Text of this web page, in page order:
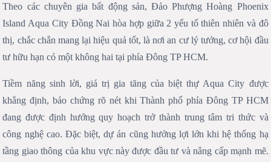
Theo các chuyên gia bất động sản, Đảo Phượng Hoàng Phoenix
Island Aqua City Đồng Nai hòa hợp giữa 2 yếu tố thiên nhiên và đô
thị, chắc chắn mang lại hiệu quả tốt, là nơi an cư lý tưởng, cơ hội đầu
tư hữu hạn có một không hai tại phía Đông TP HCM.
Tiềm năng sinh lời, giá trị gia tăng của biệt thự Aqua City được
khẳng định, bảo chứng rõ nét khi Thành phố phía Đông TP HCM
đang được định hướng quy hoạch trở thành trung tâm tri thức và
công nghệ cao. Đặc biệt, dự án cũng hưởng lợi lớn khi hệ thống hạ
tầng giao thông của khu vực này được đầu tư và nâng cấp mạnh mẽ.